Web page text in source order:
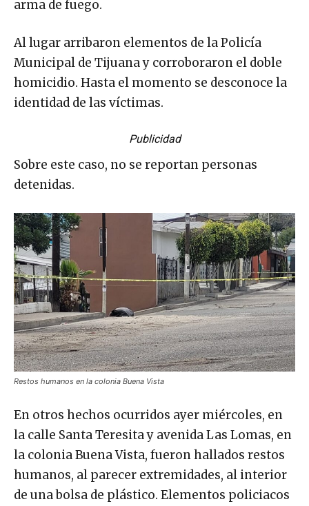
arma de fuego.
Al lugar arribaron elementos de la Policía
Municipal de Tijuana y corroboraron el doble
homicidio. Hasta el momento se desconoce la
identidad de las víctimas.
Publicidad
Sobre este caso, no se reportan personas
detenidas.
Restos humanos en la colonia Buena Vista
En otros hechos ocurridos ayer miércoles, en
la calle Santa Teresita y avenida Las Lomas, en
la colonia Buena Vista, fueron hallados restos
humanos, al parecer extremidades, al interior
de una bolsa de plástico. Elementos policiacos